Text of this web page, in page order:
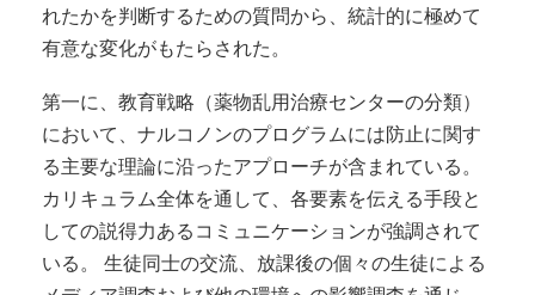
れたかを判断するための質問から、統計的に極めて
有意な変化がもたらされた。
第一に、教育戦略（薬物乱用治療センターの分類）
において、ナルコノンのプログラムには防止に関す
る主要な理論に沿ったアプローチが含まれている。
カリキュラム全体を通して、各要素を伝える手段と
しての説得力あるコミュニケーションが強調されて
いる。 生徒同士の交流、放課後の個々の生徒による